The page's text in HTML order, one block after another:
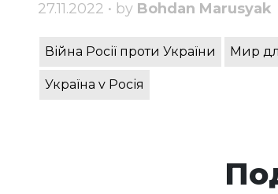
27.11.2022 • by Bohdan Marusyak
Війна Росії проти України Мир
Україна v Росія